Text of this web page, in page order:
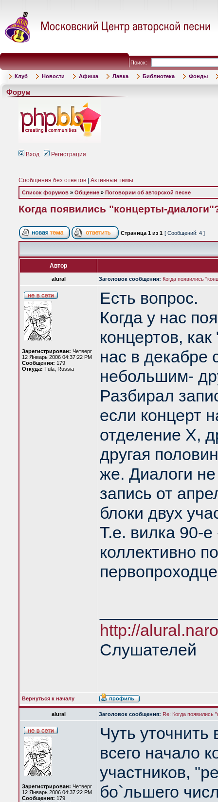
Поиск:
Клуб Новости Афиша Лавка Библиотека Фонды
Форум
Вход Регистрация
Сообщения без ответов Активные темы
Список форумов » Общение » Поговорим об авторской песне
Когда появились "концерты-
Страница 1 из 1 [ Сообщений: 4 ]
Автор
alural Заголовок сообщения: Когда появились
Зарегистрирован: Четверг
12 Январь 2006 04:37:22 PM
Сообщения: 179
Откуда: Tula, Russia
Есть вопрос.
Когда у нас
концертов,
нас в декабре
небольшим-
Разбирал
если концерт
отделение Х,
другая
же. Диалоги
запись от
блоки двух
Т.е. вилка 90-
коллективно
http://
Слушателей
Вернуться к началу
alural Заголовок сообщения: Re: Когда появились
Зарегистрирован: Четверг
12 Январь 2006 04:37:22 PM
Сообщения: 179
Чуть
всего начало
участников,
бо`льшего